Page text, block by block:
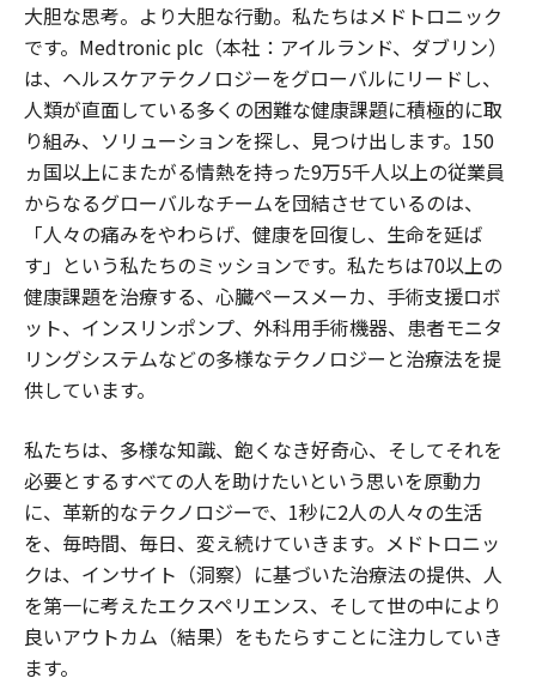
大胆な思考。より大胆な行動。私たちはメドトロニック
です。Medtronic plc（本社：アイルランド、ダブリン）
は、ヘルスケアテクノロジーをグローバルにリードし、
人類が直面している多くの困難な健康課題に積極的に取
り組み、ソリューションを探し、見つけ出します。150
ヵ国以上にまたがる情熱を持った9万5千人以上の従業員
からなるグローバルなチームを団結させているのは、
「人々の痛みをやわらげ、健康を回復し、生命を延ば
す」という私たちのミッションです。私たちは70以上の
健康課題を治療する、心臓ペースメーカ、手術支援ロボ
ット、インスリンポンプ、外科用手術機器、患者モニタ
リングシステムなどの多様なテクノロジーと治療法を提
供しています。
私たちは、多様な知識、飽くなき好奇心、そしてそれを
必要とするすべての人を助けたいという思いを原動力
に、革新的なテクノロジーで、1秒に2人の人々の生活
を、毎時間、毎日、変え続けていきます。メドトロニッ
クは、インサイト（洞察）に基づいた治療法の提供、人
を第一に考えたエクスペリエンス、そして世の中により
良いアウトカム（結果）をもたらすことに注力していき
ます。